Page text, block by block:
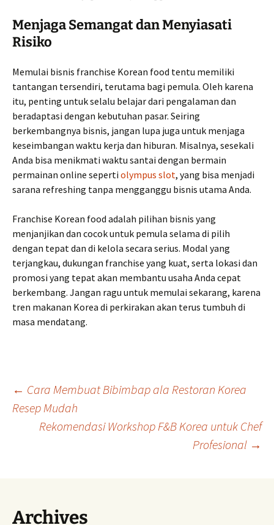
Menjaga Semangat dan Menyiasati
Risiko
Memulai bisnis franchise Korean food tentu memiliki
tantangan tersendiri, terutama bagi pemula. Oleh karena
itu, penting untuk selalu belajar dari pengalaman dan
beradaptasi dengan kebutuhan pasar. Seiring
berkembangnya bisnis, jangan lupa juga untuk menjaga
keseimbangan waktu kerja dan hiburan. Misalnya, sesekali
Anda bisa menikmati waktu santai dengan bermain
permainan online seperti olympus slot, yang bisa menjadi
sarana refreshing tanpa mengganggu bisnis utama Anda.
Franchise Korean food adalah pilihan bisnis yang
menjanjikan dan cocok untuk pemula selama di pilih
dengan tepat dan di kelola secara serius. Modal yang
terjangkau, dukungan franchise yang kuat, serta lokasi dan
promosi yang tepat akan membantu usaha Anda cepat
berkembang. Jangan ragu untuk memulai sekarang, karena
tren makanan Korea di perkirakan akan terus tumbuh di
masa mendatang.
Navigasi
Tulisan
← Cara Membuat Bibimbap ala Restoran Korea
Resep Mudah
Rekomendasi Workshop F&B Korea untuk Chef
Profesional →
Archives